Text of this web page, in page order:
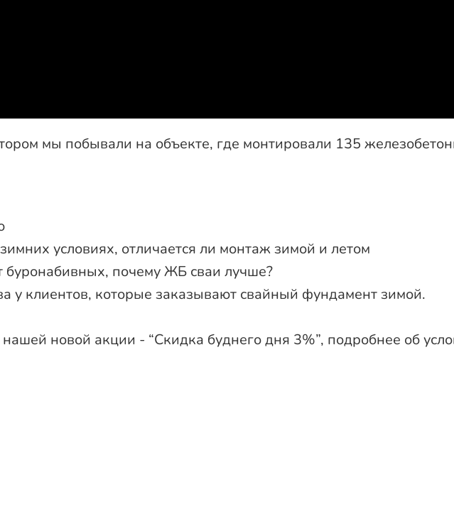
мы побывали на объекте, где монтировали 135
условиях, отличается ли монтаж зимой и летом
буронабивных, почему ЖБ сваи лучше?
у клиентов, которые заказывают свайный фундамент зимой.
новой акции - “Скидка буднего дня 3%”, подробнее об